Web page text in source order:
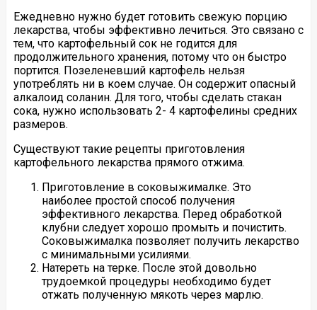
Ежедневно нужно будет готовить свежую порцию
лекарства, чтобы эффективно лечиться. Это связано с
тем, что картофельный сок не годится для
продолжительного хранения, потому что он быстро
портится. Позеленевший картофель нельзя
употреблять ни в коем случае. Он содержит опасный
алкалоид соланин. Для того, чтобы сделать стакан
сока, нужно использовать 2- 4 картофелины средних
размеров.
Существуют такие рецепты приготовления
картофельного лекарства прямого отжима.
Приготовление в соковыжималке. Это
наиболее простой способ получения
эффективного лекарства. Перед обработкой
клубни следует хорошо промыть и почистить.
Соковыжималка позволяет получить лекарство
с минимальными усилиями.
Натереть на терке. После этой довольно
трудоемкой процедуры необходимо будет
отжать полученную мякоть через марлю.